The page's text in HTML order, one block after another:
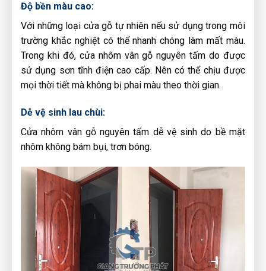
Độ bền màu cao:
Với những loại cửa gỗ tự nhiên nếu sử dụng trong môi
trường khắc nghiệt có thể nhanh chóng làm mất màu.
Trong khi đó, cửa nhôm vân gỗ nguyên tấm do được
sử dụng sơn tĩnh điện cao cấp. Nên có thể chịu được
mọi thời tiết mà không bị phai màu theo thời gian.
Dễ vệ sinh lau chùi:
Cửa nhôm vân gỗ nguyên tấm dễ vệ sinh do bề mặt
nhôm không bám bụi, trơn bóng.